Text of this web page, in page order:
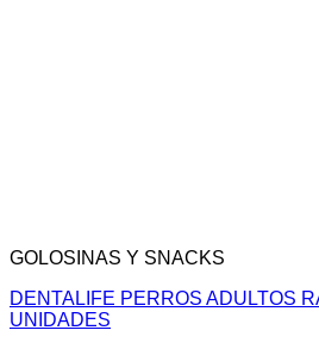
GOLOSINAS Y SNACKS
DENTALIFE PERROS ADULTOS
UNIDADES